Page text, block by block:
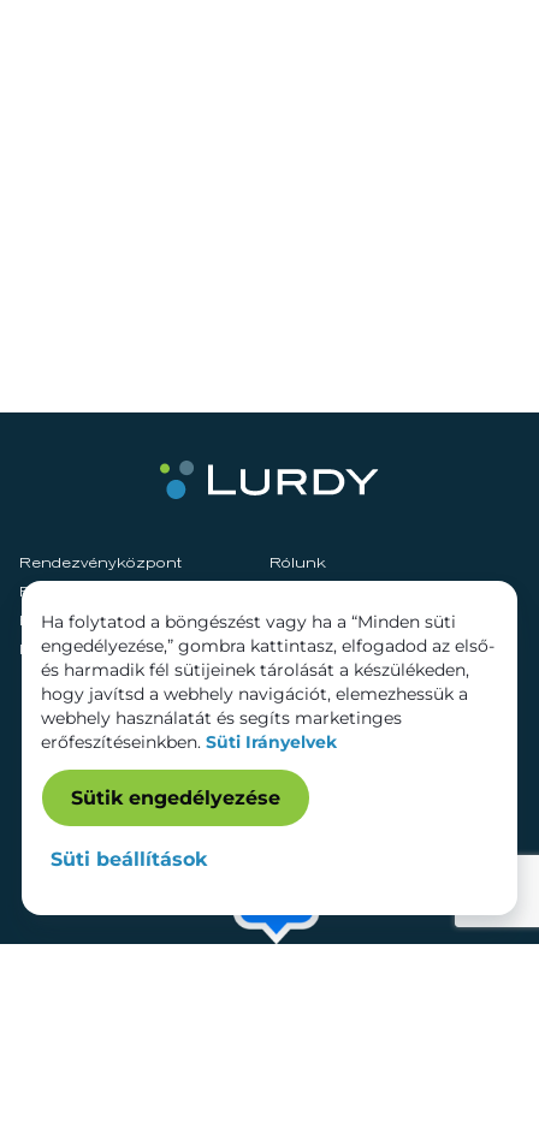
Rendezvényközpont
Rólunk
Fenntarthatóság
Hírek
Szolgáltatások
Kapcsolat
Bérelhető területek
Ha folytatod a böngészést vagy ha a “Minden süti
engedélyezése,” gombra kattintasz, elfogadod az első-
és harmadik fél sütijeinek tárolását a készülékeden,
hogy javítsd a webhely navigációt, elemezhessük a
webhely használatát és segíts marketinges
erőfeszítéseinkben. Süti Irányelvek
Sütik engedélyezése
Süti beállítások